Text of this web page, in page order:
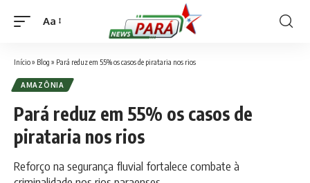
Font
Aa
Início» Blog » Pará reduz em 55% os casos de pirataria nos rios
AMAZÔNIA
Pará reduz em 55% os casos de
pirataria nos rios
Reforço na segurança fluvial fortalece combate à